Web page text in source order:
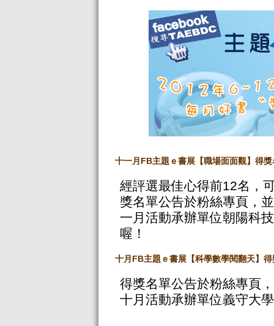
十一月FB主題ｅ書展【職場面面觀】得
經評選最佳心得前12名，
獎名單公告於粉絲專頁，
一月活動承辦單位朝陽科
喔！
十月FB主題ｅ書展【科學數學閱翻天】
得獎名單公告於粉絲專頁
十月活動承辦單位義守大